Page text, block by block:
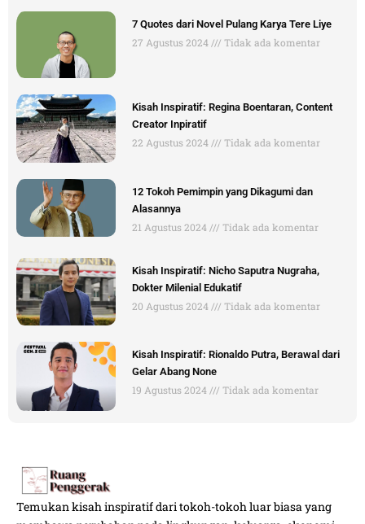
7 Quotes dari Novel Pulang Karya Tere Liye
27 Agustus 2024 Tidak ada komentar
Kisah Inspiratif: Regina Boentaran, Content
Creator Inpiratif
22 Agustus 2024 Tidak ada komentar
12 Tokoh Pemimpin yang Dikagumi dan
Alasannya
21 Agustus 2024 Tidak ada komentar
Kisah Inspiratif: Nicho Saputra Nugraha,
Dokter Milenial Edukatif
20 Agustus 2024 Tidak ada komentar
Kisah Inspiratif: Rionaldo Putra, Berawal dari
Gelar Abang None
19 Agustus 2024 Tidak ada komentar
Temukan kisah inspiratif dari tokoh-tokoh luar biasa yang